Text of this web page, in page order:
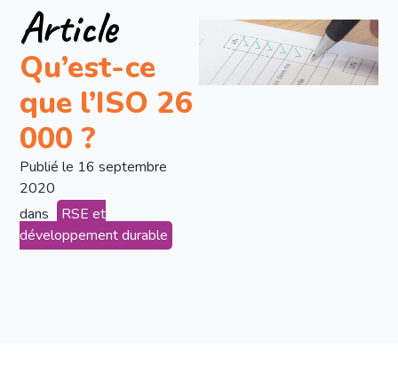
Article
Qu’est-ce
que l’ISO 26
000 ?
Publié le 16 septembre
2020
dans
RSE et
développement durable